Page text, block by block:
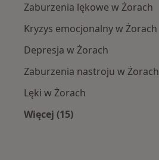
Zaburzenia lękowe w Żorach
Kryzys emocjonalny w Żorach
Depresja w Żorach
Zaburzenia nastroju w Żorach
Lęki w Żorach
Więcej (15)